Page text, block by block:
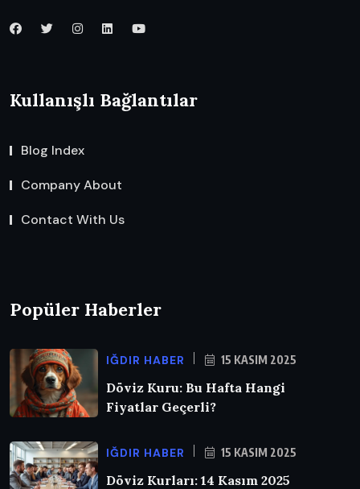
Kullanışlı Bağlantılar
Blog Index
Company About
Contact With Us
Popüler Haberler
IĞDIR HABER 15 KASIM 2025
Döviz Kuru: Bu Hafta Hangi
Fiyatlar Geçerli?
IĞDIR HABER 15 KASIM 2025
Döviz Kurları: 14 Kasım 2025